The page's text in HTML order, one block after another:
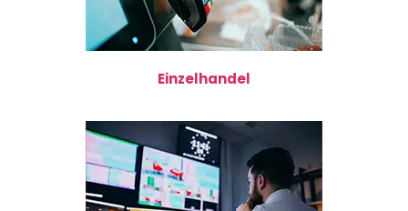
Einzelhandel